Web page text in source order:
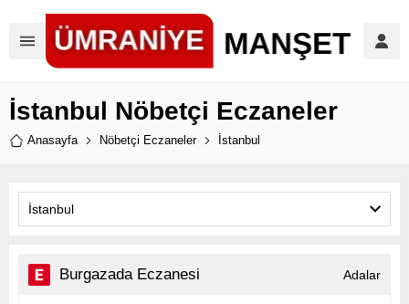
İstanbul Nöbetçi Eczaneler
Anasayfa Nöbetçi Eczaneler İstanbul
İstanbul
Burgazada Eczanesi Adalar